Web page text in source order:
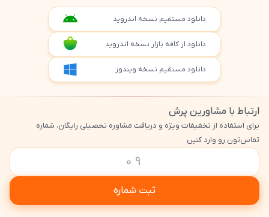
دانلود مستقیم نسخه اندروید
دانلود از کافه بازار نسخه اندروید
دانلود مستقیم نسخه ویندوز
ارتباط با مشاورین پرش
برای استفاده از تخفیفات ویژه و دریافت مشاوره تحصیلی رایگان، شماره
تماس‌تون رو وارد کنین
ثبت شماره